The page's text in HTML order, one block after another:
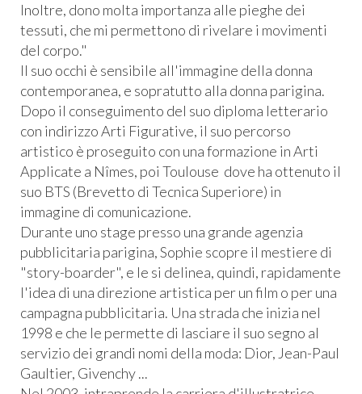
Inoltre, dono molta importanza alle pieghe dei
tessuti, che mi permettono di rivelare i movimenti
del corpo."
Il suo occhi è sensibile all'immagine della donna
contemporanea, e sopratutto alla donna parigina.
Dopo il conseguimento del suo diploma letterario
con indirizzo Arti Figurative, il suo percorso
artistico è proseguito con una formazione in Arti
Applicate a Nîmes, poi Toulouse dove ha ottenuto il
suo BTS (Brevetto di Tecnica Superiore) in
immagine di comunicazione.
Durante uno stage presso una grande agenzia
pubblicitaria parigina, Sophie scopre il mestiere di
"story-boarder", e le si delinea, quindi, rapidamente
l'idea di una direzione artistica per un film o per una
campagna pubblicitaria. Una strada che inizia nel
1998 e che le permette di lasciare il suo segno al
servizio dei grandi nomi della moda: Dior, Jean-Paul
Gaultier, Givenchy ...